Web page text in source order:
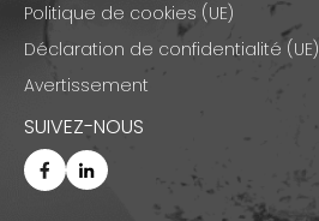
Politique de cookies (UE)
Déclaration de confidentialité (UE)
Avertissement
SUIVEZ-NOUS